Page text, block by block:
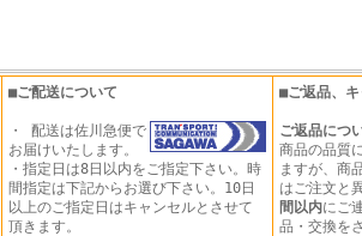
■ご配送について
・ 配送は佐川急便で
お届けいたします。
・指定日は8日以内をご指定下さい。時
間指定は下記からお選び下さい。10日
以上のご指定日はキャンセルとさせて
頂きます。
■ご返品、
ご返品につ
商品の品質
ますが、商
はご注文と
間以内にご
品・交換を